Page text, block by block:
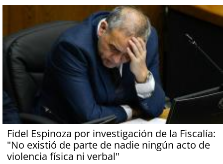
Fidel Espinoza por investigación de la Fiscalía:
"No existió de parte de nadie ningún acto de
violencia física ni verbal"